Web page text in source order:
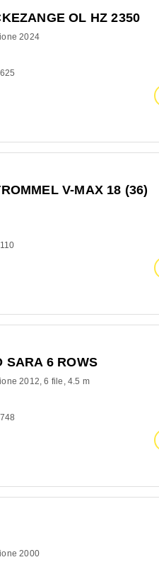
OL HZ 2350
2024
V-MAX 18 (36)
SARA 6 ROWS
2012 6 file 4.5 m
2000